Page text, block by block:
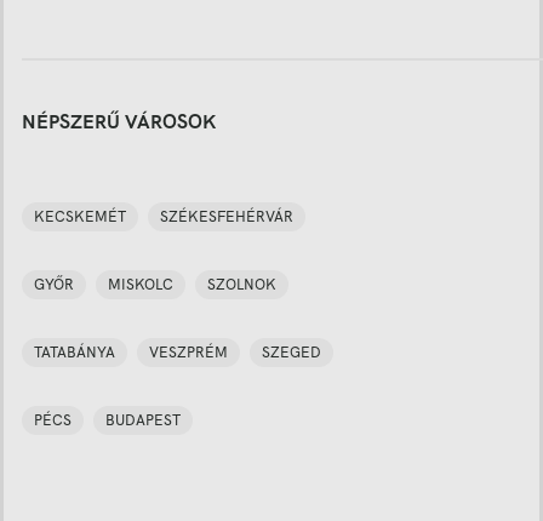
NÉPSZERŰ VÁROSOK
KECSKEMÉT SZÉKESFEHÉRVÁR
GYŐR MISKOLC SZOLNOK
TATABÁNYA VESZPRÉM SZEGED
PÉCS BUDAPEST